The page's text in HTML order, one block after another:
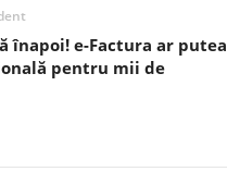
înapoi! e-Factura ar putea
pentru mii de